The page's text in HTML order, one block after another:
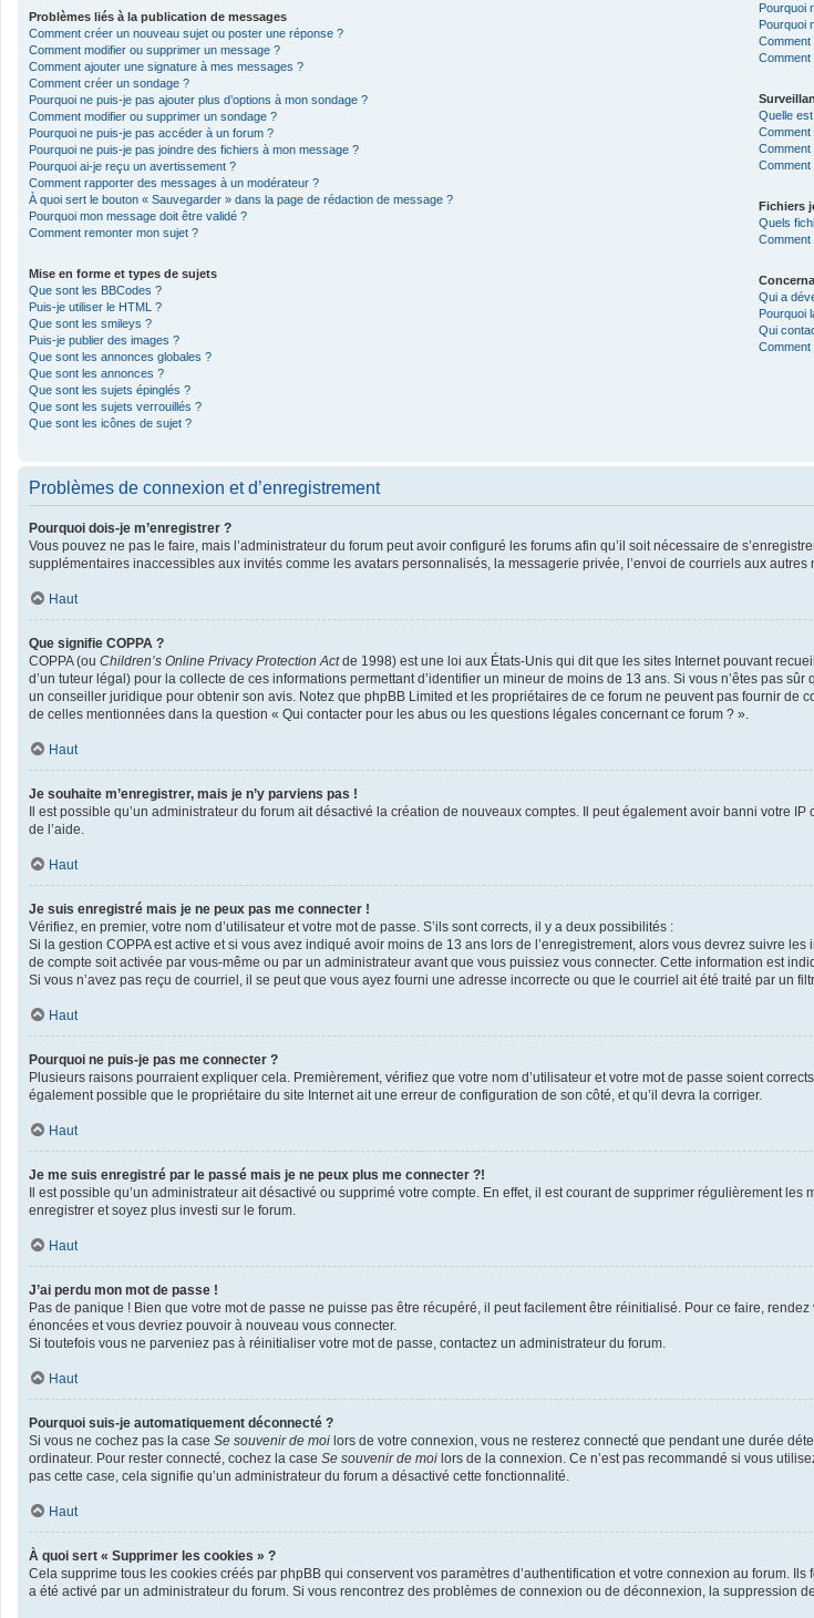
Problèmes liés à la publication de messages
Comment créer un nouveau sujet ou poster une réponse ?
Comment modifier ou supprimer un message ?
Comment ajouter une signature à mes messages ?
Comment créer un sondage ?
Pourquoi ne puis-je pas ajouter plus d’options à mon sondage ?
Comment modifier ou supprimer un sondage ?
Pourquoi ne puis-je pas accéder à un forum ?
Pourquoi ne puis-je pas joindre des fichiers à mon message ?
Pourquoi ai-je reçu un avertissement ?
Comment rapporter des messages à un modérateur ?
À quoi sert le bouton « Sauvegarder » dans la page de rédaction de message ?
Pourquoi mon message doit être validé ?
Comment remonter mon sujet ?
Mise en forme et types de sujets
Que sont les BBCodes ?
Puis-je utiliser le HTML ?
Que sont les smileys ?
Puis-je publier des images ?
Que sont les annonces globales ?
Que sont les annonces ?
Que sont les sujets épinglés ?
Que sont les sujets verrouillés ?
Que sont les icônes de sujet ?
Pourquoi
Pourquoi
Quelle
Fichiers
Quels
Qui a
Pourquoi
Qui
Comment
Problèmes de connexion et d’enregistrement
Pourquoi dois-je m’enregistrer ?
Vous pouvez ne pas le faire, mais l’administrateur du forum peut avoir configuré les forums afin qu’il soit nécessaire de
supplémentaires inaccessibles aux invités comme les avatars personnalisés, la messagerie privée, l’envoi de courriels aux
Haut
Que signifie COPPA ?
COPPA (ou Children’s Online Privacy Protection Actde 1998) est une loi aux États-Unis qui dit que les sites Internet pouvant
d’un tuteur légal) pour la collecte de ces informations permettant d’identifier un mineur de moins de 13 ans. Si vous n’êtes pas
un conseiller juridique pour obtenir son avis. Notez que phpBB Limited et les propriétaires de ce forum ne peuvent pas fournir
de celles mentionnées dans la question « Qui contacter pour les abus ou les questions légales concernant ce forum ? ».
Haut
Je souhaite m’enregistrer, mais je n’y parviens pas !
Il est possible qu’un administrateur du forum ait désactivé la création de nouveaux comptes. Il peut également avoir banni votre
de l’aide.
Haut
Je suis enregistré mais je ne peux pas me connecter !
Vérifiez, en premier, votre nom d’utilisateur et votre mot de passe. S’ils sont corrects, il y a deux possibilités :
Si la gestion COPPA est active et si vous avez indiqué avoir moins de 13 ans lors de l’enregistrement, alors vous devrez suivre
de compte soit activée par vous-même ou par un administrateur avant que vous puissiez vous connecter. Cette information est
Si vous n’avez pas reçu de courriel, il se peut que vous ayez fourni une adresse incorrecte ou que le courriel ait été traité par un
Haut
Pourquoi ne puis-je pas me connecter ?
Plusieurs raisons pourraient expliquer cela. Premièrement, vérifiez que votre nom d’utilisateur et votre mot de passe soient
également possible que le propriétaire du site Internet ait une erreur de configuration de son côté, et qu’il devra la corriger.
Haut
Je me suis enregistré par le passé mais je ne peux plus me connecter ?!
Il est possible qu’un administrateur ait désactivé ou supprimé votre compte. En effet, il est courant de supprimer régulièrement
enregistrer et soyez plus investi sur le forum.
Haut
J’ai perdu mon mot de passe !
Pas de panique ! Bien que votre mot de passe ne puisse pas être récupéré, il peut facilement être réinitialisé. Pour ce faire,
énoncées et vous devriez pouvoir à nouveau vous connecter.
Si toutefois vous ne parveniez pas à réinitialiser votre mot de passe, contactez un administrateur du forum.
Haut
Pourquoi suis-je automatiquement déconnecté ?
Si vous ne cochez pas la case Se souvenir de moi lors de votre connexion, vous ne resterez connecté que pendant une durée
ordinateur. Pour rester connecté, cochez la case Se souvenir de moi lors de la connexion. Ce n’est pas recommandé si vous
pas cette case, cela signifie qu’un administrateur du forum a désactivé cette fonctionnalité.
Haut
À quoi sert « Supprimer les cookies » ?
Cela supprime tous les cookies créés par phpBB qui conservent vos paramètres d’authentification et votre connexion au forum.
a été activé par un administrateur du forum. Si vous rencontrez des problèmes de connexion ou de déconnexion, la suppression